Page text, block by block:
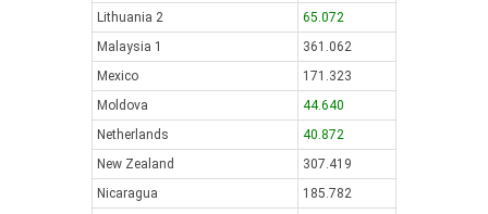
Lithuania 2
65.072
Malaysia 1
361.062
Mexico
171.323
Moldova
44.640
Netherlands
40.872
New Zealand
307.419
Nicaragua
185.782